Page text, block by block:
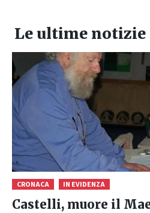
Le ultime notizie
CRONACA IN EVIDENZA
Castelli, muore il